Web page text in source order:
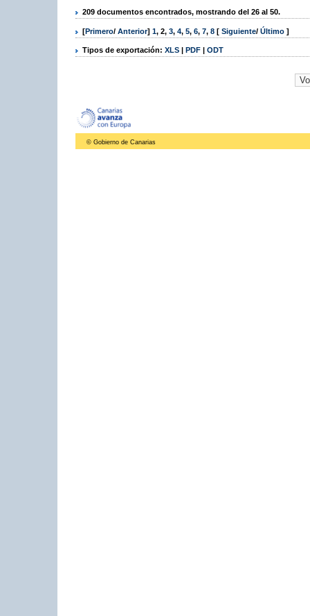
209 documentos encontrados, mostrando del 26 al 50.
[Primero/ Anterior] 1, 2, 3, 4, 5, 6, 7, 8 [ Siguiente/ Último ]
Tipos de exportación: XLS | PDF | ODT
© Gobierno de Canarias